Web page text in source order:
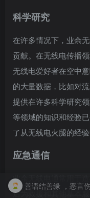
科学研究
在许多情况下，业余
贡献。在无线电传播
无线电爱好者在空中
的大量数据，比如对
提供在许多科学研究
等领域的知识和经验
了从无线电火腿的经
应急通信
业余无线电通常用于
后为救援和其他基本
善语结善缘 ，恶言